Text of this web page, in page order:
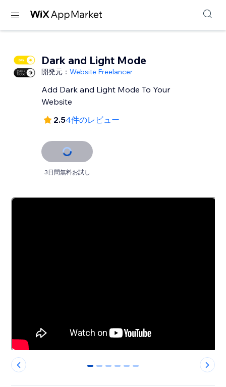
Dark and Light Mode
開発元：Website Freelancer
Add Dark and Light Mode To Your
Website
2.54件のレビュー
3日間無料お試し
0 1 2 3 4 5